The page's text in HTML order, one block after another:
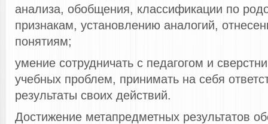
анализа, обобщения, классификации по
признакам, установлению аналогий,
понятиям;
умение сотрудничать с педагогом и
учебных проблем, принимать на себя
результаты своих действий.
Достижение метапредметных результатов